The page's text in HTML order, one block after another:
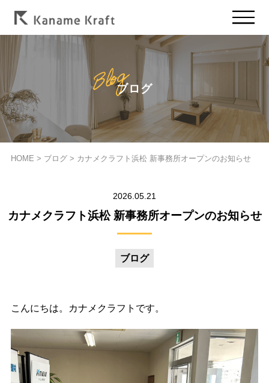
ブログ
HOME > ブログ> カナメクラフト浜松 新事務所オープンのお知らせ
2026.05.21
カナメクラフト浜松 新事務所オープンのお知らせ
ブログ
こんにちは。カナメクラフトです。